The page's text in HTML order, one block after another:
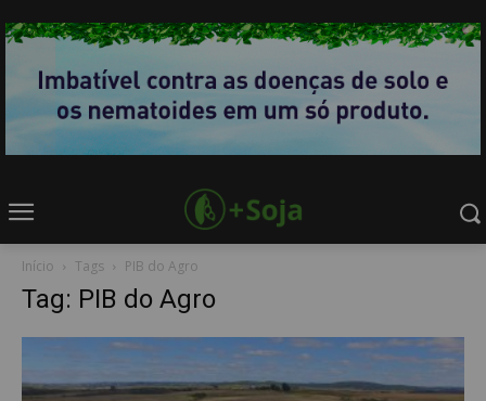
Início Tags PIB do Agro
Tag: PIB do Agro